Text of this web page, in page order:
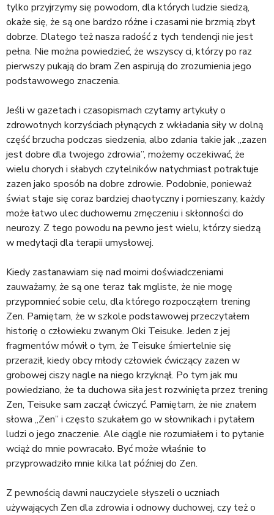
tylko przyjrzymy się powodom, dla których ludzie siedzą,
okaże się, że są one bardzo różne i czasami nie brzmią zbyt
dobrze. Dlatego też nasza radość z tych tendencji nie jest
pełna. Nie można powiedzieć, że wszyscy ci, którzy po raz
pierwszy pukają do bram Zen aspirują do zrozumienia jego
podstawowego znaczenia.
Jeśli w gazetach i czasopismach czytamy artykuły o
zdrowotnych korzyściach płynących z wkładania siły w dolną
część brzucha podczas siedzenia, albo zdania takie jak „zazen
jest dobre dla twojego zdrowia”, możemy oczekiwać, że
wielu chorych i słabych czytelników natychmiast potraktuje
zazen jako sposób na dobre zdrowie. Podobnie, ponieważ
świat staje się coraz bardziej chaotyczny i pomieszany, każdy
może łatwo ulec duchowemu zmęczeniu i skłonności do
neurozy. Z tego powodu na pewno jest wielu, którzy siedzą
w medytacji dla terapii umysłowej.
Kiedy zastanawiam się nad moimi doświadczeniami
zauważamy, że są one teraz tak mgliste, że nie mogę
przypomnieć sobie celu, dla którego rozpocząłem trening
Zen. Pamiętam, że w szkole podstawowej przeczytałem
historię o człowieku zwanym Oki Teisuke. Jeden z jej
fragmentów mówił o tym, że Teisuke śmiertelnie się
przeraził, kiedy obcy młody człowiek ćwiczący zazen w
grobowej ciszy nagle na niego krzyknął. Po tym jak mu
powiedziano, że ta duchowa siła jest rozwinięta przez trening
Zen, Teisuke sam zaczął ćwiczyć. Pamiętam, że nie znałem
słowa „Zen” i często szukałem go w słownikach i pytałem
ludzi o jego znaczenie. Ale ciągle nie rozumiałem i to pytanie
wciąż do mnie powracało. Być może właśnie to
przyprowadziło mnie kilka lat później do Zen.
Z pewnością dawni nauczyciele słyszeli o uczniach
używających Zen dla zdrowia i odnowy duchowej, czy też o